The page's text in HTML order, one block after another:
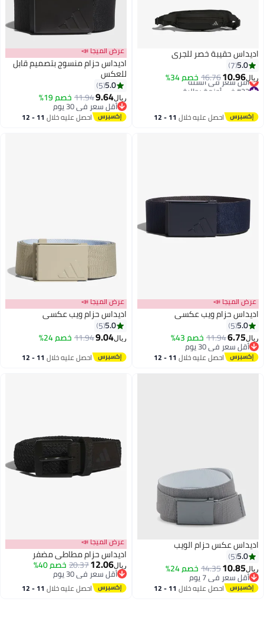
اديداس حقيبة خصر للجري
5.0
7
ريال10.96
16.76خصم 34% #22 في أحزمة رجالية
أقل سعر في السنة
#22 في أحزمة رجالية
احصل عليه خلال 11 - 12
2
عرض الميجا 📣
اديداس حزام منسوج بتصميم قابل
للعكس
5.0
5
ريال9.64
11.94خصم 19%
أقل سعر في 30 يوم
أقل سعر في 30 يوماحصل عليه خلال 11 - 12
عرض الميجا 📣
اديداس حزام ويب عكسي
5.0
5
ريال6.75
11.94خصم 43%
أقل سعر في 30 يوم
أقل سعر في 30 يوماحصل عليه خلال 11 - 12
عرض الميجا 📣
اديداس حزام ويب عكسي
5.0
5
ريال9.04
11.94خصم 24%
احصل عليه خلال 11 - 12
2
اديداس عكس حزام الويب
5.0
5
ريال10.85
14.35خصم 24%
أقل سعر في 7 يوم
أقل سعر في 7 يوماحصل عليه خلال 11 - 12
عرض الميجا 📣
اديداس حزام مطاطي مضفر
ريال12.06
20.37خصم 40%
أقل سعر في 30 يوم
أقل سعر في 30 يوماحصل عليه خلال 11 - 12